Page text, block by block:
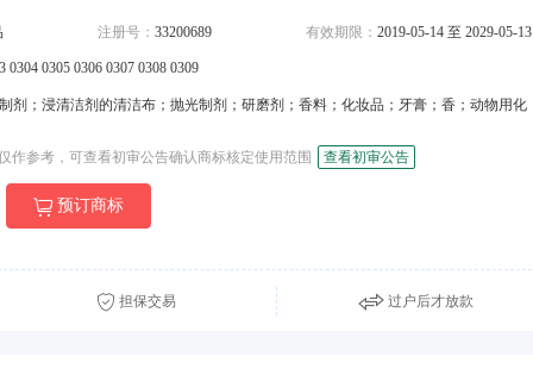
注册号： 33200689 有效期限： 2019-05-14 至 2029-05-13
0304 0305 0306 0307 0308 0309
剂；浸清洁剂的清洁布；抛光制剂；研磨剂；香料；化妆品；牙膏；香；动物用化
作参考，可查看初审公告确认商标核定使用范围 查看初审公告
预订商标
担保交易 过户后才放款